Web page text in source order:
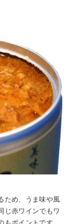
ため、うま味や風
じ赤ワインでもワ